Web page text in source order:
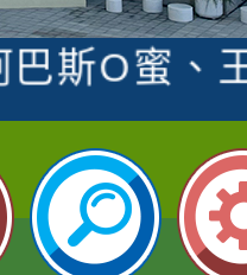
師榮獲社
巴斯O蜜、
市科展 國
王老師、
年二班張O
賽國小朗讀
老師
加桃園市中
師榮獲教
與2026世